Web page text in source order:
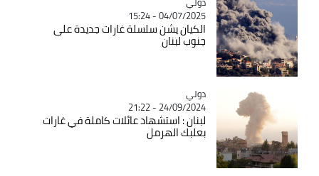
04/07/2025 - 15:24
الكيان يشن سلسلة غارات جديدة على
جنوب لبنان
Catégorie
دولي
24/09/2024 - 21:22
لبنان : استشهاد عائلات كاملة في غارات
بعلبك الهرمل